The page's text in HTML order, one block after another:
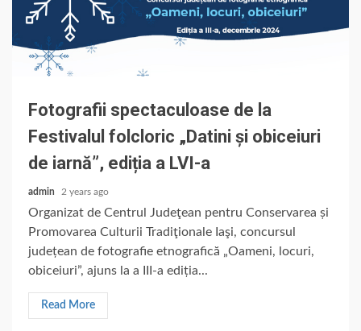
Fotografii spectaculoase de la
Festivalul folcloric „Datini și obiceiuri
de iarnă”, ediția a LVI-a
admin 2 years ago
Organizat de Centrul Judeţean pentru Conservarea și
Promovarea Culturii Tradiţionale Iaşi, concursul
județean de fotografie etnografică „Oameni, locuri,
obiceiuri”, ajuns la a III-a ediția...
Read More